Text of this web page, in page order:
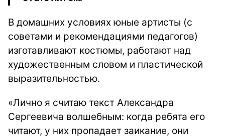
В домашних условиях юные артисты (с
советами и рекомендациями педагогов)
изготавливают костюмы, работают над
художественным словом и пластической
выразительностью.
«Лично я считаю текст Александра
Сергеевича волшебным: когда ребята его
читают, у них пропадает заикание, они